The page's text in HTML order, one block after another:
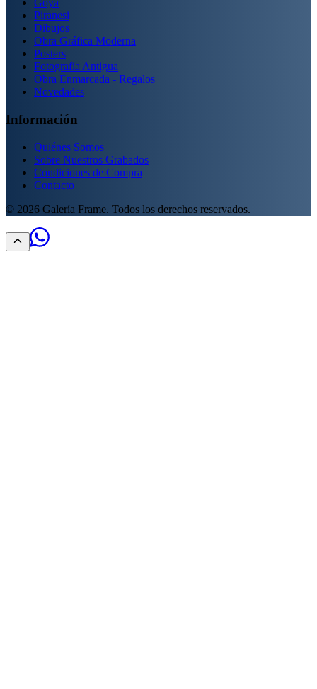
Goya
Piranesi
Dibujos
Obra Gráfica Moderna
Posters
Fotografía Antigua
Obra Enmarcada - Regalos
Novedades
Información
Quiénes Somos
Sobre Nuestros Grabados
Condiciones de Compra
Contacto
© 2026 Galería Frame. Todos los derechos reservados.